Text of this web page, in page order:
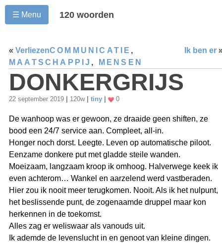
☰ Menu 120 woorden
« Verliezen Ik ben er
COMMUNICATIE ,
MAATSCHAPPIJ , MENSEN
DONKERGRIJS
22 september 2019 120w tiny 0
De wanhoop was er gewoon, ze draaide geen shiften, ze
bood een 24/7 service aan. Compleet, all-in.
Honger noch dorst. Leegte. Leven op automatische piloot.
Eenzame donkere put met gladde steile wanden.
Moeizaam, langzaam kroop ik omhoog. Halverwege keek ik
even achterom… Wankel en aarzelend werd vastberaden.
Hier zou ik nooit meer terugkomen. Nooit. Als ik het nulpunt,
het beslissende punt, de zogenaamde druppel maar kon
herkennen in de toekomst.
Alles zag er weliswaar als vanouds uit.
Ik ademde de levenslucht in en genoot van kleine dingen.